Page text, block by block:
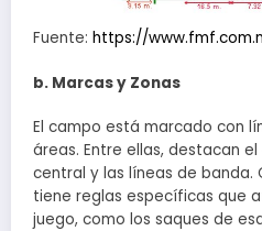
Fuente: https://
b. Marcas y Zonas
El campo está marcado con
áreas. Entre ellas, destacan
central y las líneas de banda.
tiene reglas específicas que
juego, como los saques de